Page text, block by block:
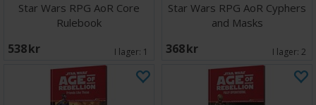
Star Wars RPG AoR Core
Rulebook
538 SEK I lager: 1
Star Wars RPG AoR Cyphers
and Masks
368 SEK I lager: 2